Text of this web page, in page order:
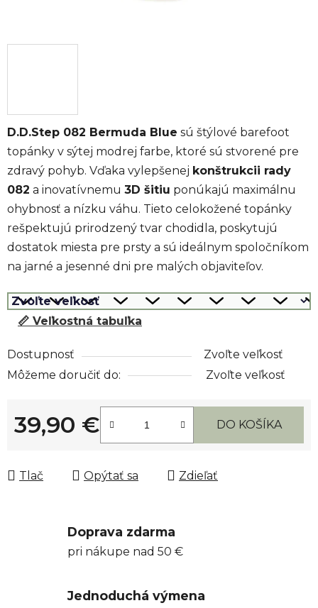
D.D.Step 082 Bermuda Blue sú štýlové barefoot
topánky v sýtej modrej farbe, ktoré sú stvorené pre
zdravý pohyb. Vďaka vylepšenej konštrukcii rady
082 a inovatívnemu 3D šitiu ponúkajú maximálnu
ohybnosť a nízku váhu. Tieto celokožené topánky
rešpektujú prirodzený tvar chodidla, poskytujú
dostatok miesta pre prsty a sú ideálnym spoločníkom
na jarné a jesenné dni pre malých objaviteľov.
📏 Veľkostná tabuľka
Dostupnosť
Zvoľte veľkosť
Môžeme doručiť do:
Zvoľte veľkosť
39,90 €
Jednotková cena:
DO KOŠÍKA
Tlač Opýtať sa Zdieľať
Doprava zdarma
pri nákupe nad 50 €
Jednoduchá výmena